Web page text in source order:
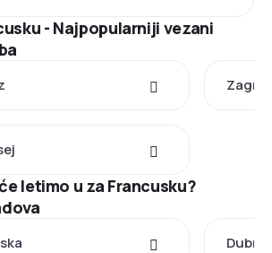
- Najpopularniji vezani
letimo u za Francusku?